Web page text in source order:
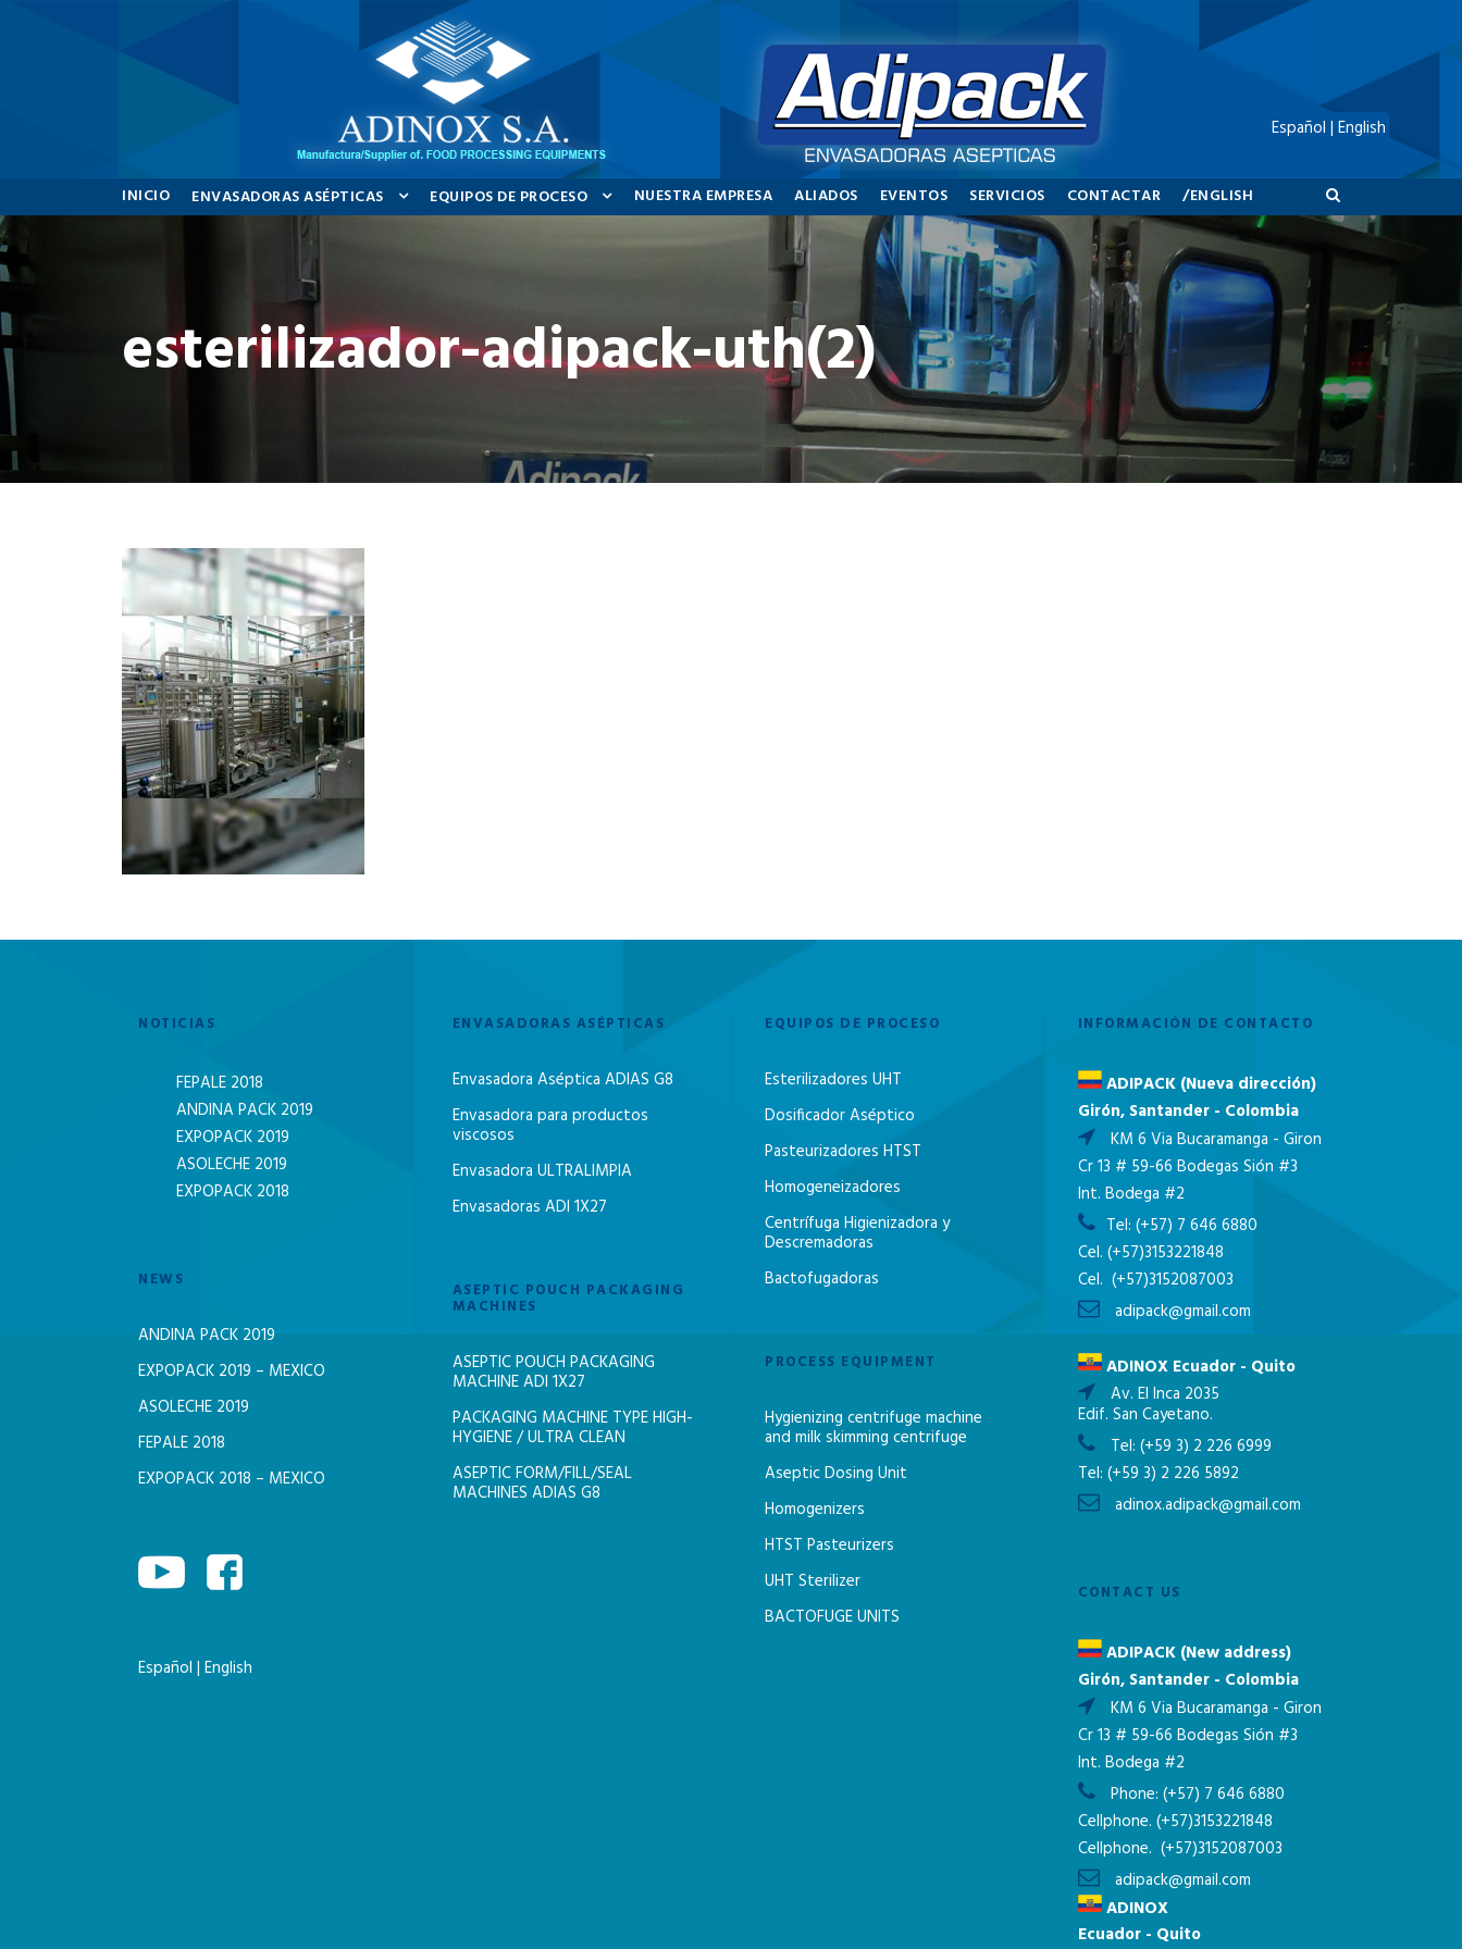
INICIO ENVASADORAS ASÉPTICAS EQUIPOS DE PROCESO NUESTRA EMPRESA ALIADOS EVENTOS SERVICIOS CONTACTAR /ENGLISH
esterilizador-adipack-uth(2)
NOTICIAS
FEPALE 2018
ANDINA PACK 2019
EXPOPACK 2019
ASOLECHE 2019
EXPOPACK 2018
NEWS
ANDINA PACK 2019
EXPOPACK 2019 – MEXICO
ASOLECHE 2019
FEPALE 2018
EXPOPACK 2018 – MEXICO
Español | English
Español | English
ENVASADORAS ASÉPTICAS
Envasadora Aséptica ADIAS G8
Envasadora para productos
viscosos
Envasadora ULTRALIMPIA
Envasadoras ADI 1X27
ASEPTIC POUCH PACKAGING
MACHINES
ASEPTIC POUCH PACKAGING
MACHINE ADI 1X27
PACKAGING MACHINE TYPE HIGH-
HYGIENE / ULTRA CLEAN
ASEPTIC FORM/FILL/SEAL
MACHINES ADIAS G8
EQUIPOS DE PROCESO
Esterilizadores UHT
Dosificador Aséptico
Pasteurizadores HTST
Homogeneizadores
Centrífuga Higienizadora y
Descremadoras
Bactofugadoras
PROCESS EQUIPMENT
Hygienizing centrifuge machine
and milk skimming centrifuge
Aseptic Dosing Unit
Homogenizers
HTST Pasteurizers
UHT Sterilizer
BACTOFUGE UNITS
INFORMACIÓN DE CONTACTO
ADIPACK (Nueva dirección)
Girón, Santander - Colombia
KM 6 Via Bucaramanga - Giron
Cr 13 # 59-66 Bodegas Sión #3
Int. Bodega #2
Tel: (+57) 7 646 6880
Cel. (+57)3153221848
Cel. (+57)3152087003
adipack@gmail.com
ADINOX Ecuador - Quito
Av. El Inca 2035
Edif. San Cayetano.
Tel: (+59 3) 2 226 6999
Tel: (+59 3) 2 226 5892
adinox.adipack@gmail.com
CONTACT US
ADIPACK (New address)
Girón, Santander - Colombia
KM 6 Via Bucaramanga - Giron
Cr 13 # 59-66 Bodegas Sión #3
Int. Bodega #2
Phone: (+57) 7 646 6880
Cellphone. (+57)3153221848
Cellphone. (+57)3152087003
adipack@gmail.com
ADINOX
Ecuador - Quito